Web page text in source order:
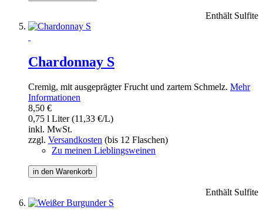
Enthält Sulfite
Chardonnay S
Cremig, mit ausgeprägter Frucht und zartem Schmelz. Mehr
Informationen
8,50 €
0,75 l Liter (11,33 €/L)
inkl. MwSt.
zzgl. Versandkosten (bis 12 Flaschen)
Zu meinen Lieblingsweinen
in den Warenkorb
Enthält Sulfite